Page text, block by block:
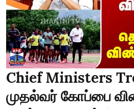
Chief Ministers
முதல்வர் கோப்பை